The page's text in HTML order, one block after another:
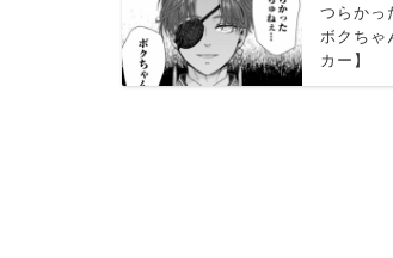
つらかっ
ボクちゃ
カー】